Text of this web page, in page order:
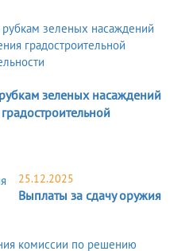
зеленых насаждений
25.12.2025
Выплаты за сдачу оружия